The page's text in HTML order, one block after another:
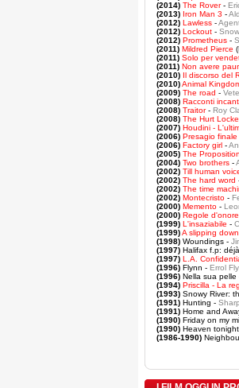
(2014) The Rover-
(2013) Iron Man 3 -
(2012) Lawless -
(2012) Lockout - Snow
(2012) Prometheus -
(2011) Mildred Pierce
(2011) Solo per
(2011) Non avere
(2010) Il discorso del
(2010)Animal
(2009) The road -
(2008) Racconti
(2008) Traitor- Roy
(2008) The Hurt
(2007) Houdini -
(2006) Presagio finale
(2006) Factory girl -
(2005) The Proposition
(2004) Two brothers -
(2002) Till human
(2002) The hard word
(2002) The time
(2002) Montecristo -
(2000) Memento -
(2000) Regole d'onore
(1999) L'insaziabile -
(1999)A slipping
(1998) Woundings -
(1997) Halifax f.p:
(1997) L.A.
(1996) Flynn - Errol
(1996) Nella sua pelle
(1994) Priscilla - La
(1993) Snowy River:
(1991) Hunting - Sharp
(1991) Home and
(1990) Friday on my
(1990) Heaven
(1986-1990)